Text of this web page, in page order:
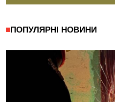
ПОПУЛЯРНІ НОВИНИ